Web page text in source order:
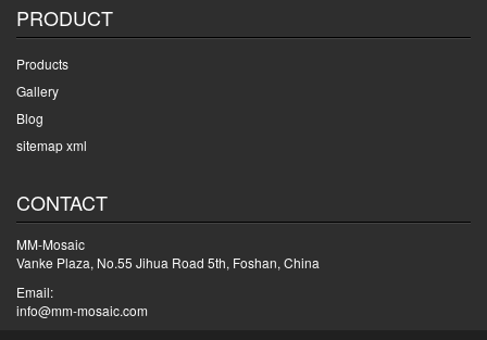
PRODUCT
Products
Gallery
Blog
sitemap xml
CONTACT
MM-Mosaic
Vanke Plaza, No.55 Jihua Road 5th, Foshan, China
Email:
info@mm-mosaic.com